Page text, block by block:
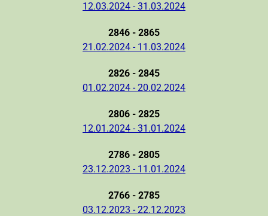
12.03.2024 - 31.03.2024
2846 - 2865
21.02.2024 - 11.03.2024
2826 - 2845
01.02.2024 - 20.02.2024
2806 - 2825
12.01.2024 - 31.01.2024
2786 - 2805
23.12.2023 - 11.01.2024
2766 - 2785
03.12.2023 - 22.12.2023